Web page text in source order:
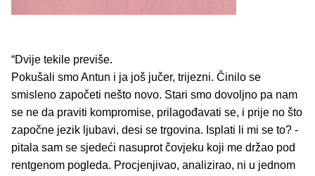
“Dvije tekile previše.
Pokušali smo Antun i ja još jučer, trijezni. Činilo se
smisleno započeti nešto novo. Stari smo dovoljno pa nam
se ne da praviti kompromise, prilagođavati se, i prije no što
započne jezik ljubavi, desi se trgovina. Isplati li mi se to? -
pitala sam se sjedeći nasuprot čovjeku koji me držao pod
rentgenom pogleda. Procjenjivao, analizirao, ni u jednom